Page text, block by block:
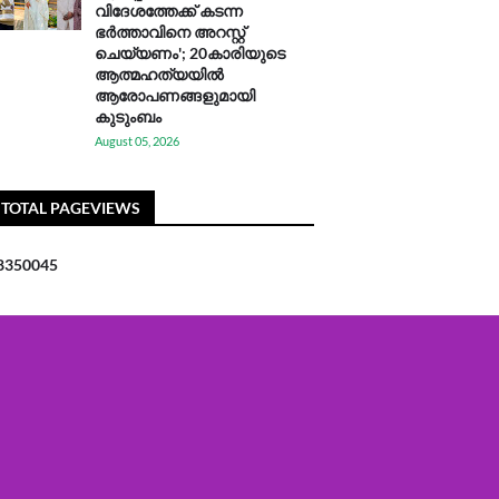
വിദേശത്തേക്ക് കടന്ന
ഭർത്താവിനെ അറസ്റ്റ്
ചെയ്യണം'; 20കാരിയുടെ
ആത്മഹത്യയിൽ
ആരോപണങ്ങളുമായി
കുടുംബം
August 05, 2026
TOTAL PAGEVIEWS
350045